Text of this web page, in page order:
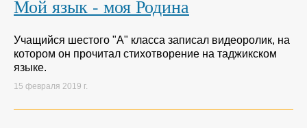
Мой язык - моя Родина
Учащийся шестого "А" класса записал видеоролик, на
котором он прочитал стихотворение на таджикском
языке.
15 февраля 2019 г.